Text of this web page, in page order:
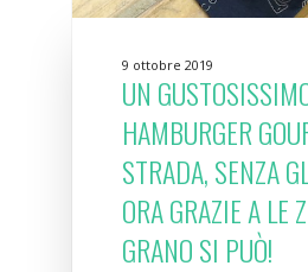
9 ottobre 2019
UN
HAMBURGER
STRADA, SENZA
ORA GRAZIE A LE
GRANO SI PUÒ!